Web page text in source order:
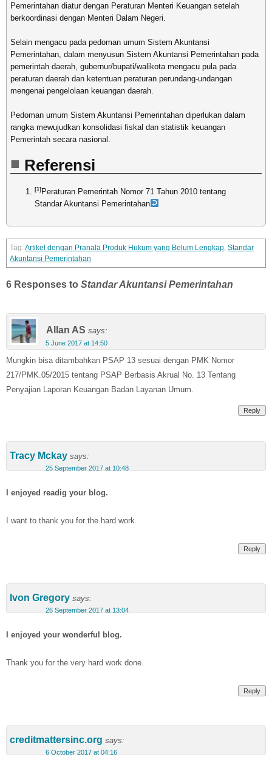
Pemerintahan diatur dengan Peraturan Menteri Keuangan setelah
berkoordinasi dengan Menteri Dalam Negeri.
Selain mengacu pada pedoman umum Sistem Akuntansi
Pemerintahan, dalam menyusun Sistem Akuntansi Pemerintahan pada
pemerintah daerah, gubernur/bupati/walikota mengacu pula pada
peraturan daerah dan ketentuan peraturan perundang-undangan
mengenai pengelolaan keuangan daerah.
Pedoman umum Sistem Akuntansi Pemerintahan diperlukan dalam
rangka mewujudkan konsolidasi fiskal dan statistik keuangan
Pemerintah secara nasional.
Referensi
[1] Peraturan Pemerintah Nomor 71 Tahun 2010 tentang
Standar Akuntansi Pemerintahan
Artikel dengan Pranala Produk Hukum yang Belum Lengkap, Standar
Akuntansi Pemerintahan
6 Responses to Standar Akuntansi Pemerintahan
Allan AS says:
5 June 2017 at 14:50
Mungkin bisa ditambahkan PSAP 13 sesuai dengan PMK Nomor
217/PMK.05/2015 tentang PSAP Berbasis Akrual No. 13 Tentang
Penyajian Laporan Keuangan Badan Layanan Umum.
Reply
Tracy Mckay says:
25 September 2017 at 10:48
I enjoyed readig your blog.
I want to thank you for the hard work.
Reply
Ivon Gregory says:
26 September 2017 at 13:04
I enjoyed your wonderful blog.
Thank you for the very hard work done.
Reply
creditmattersinc.org says:
6 October 2017 at 04:16